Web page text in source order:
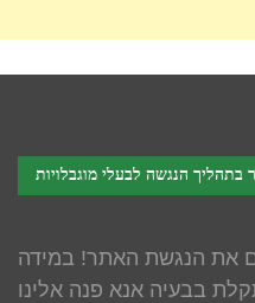
בתהליך הנגשה לבעלי מוגבלויות
את הנגשת האתר! במידה